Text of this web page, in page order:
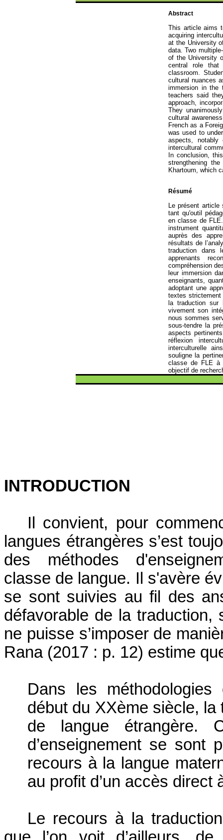
Abstract
This article aims
acquiring
at the University
data. Two
of the University
central role that
classroom.
cultural nuances
immersion in the
teachers said
approach,
They
cultural
French as a
was used to
aspects, notably
intercultural
In conclusion,
strengthening
Khartoum, which
Résumé
Leprésent
tant qu'outil
enclasse de
instrument
auprès des
résultats de
traduction
dans
apprenants
compréhension
leurimmersion
enseignants,
adoptant une
textes strictement
la traduction sur
vivement son
nous sommes
sous-tendre la
aspectspertinents
réflexion
interculturelle
souligne la
classe de FLE
objectif de
INTRODUCTION
Il convient, pour
langues étrangères s’est
des méthodes
classe de langue. Il s'avère
se sont suivies au fil des
défavorable de la traduction,
ne puisse s’imposer de
Rana(2017 : p. 12) estime
Dans les méthodologies
début du XXème siècle,
de langue étrangère.
d’enseignement se sont
recours à la langue
au profit d’un accès direct
Le recours à la